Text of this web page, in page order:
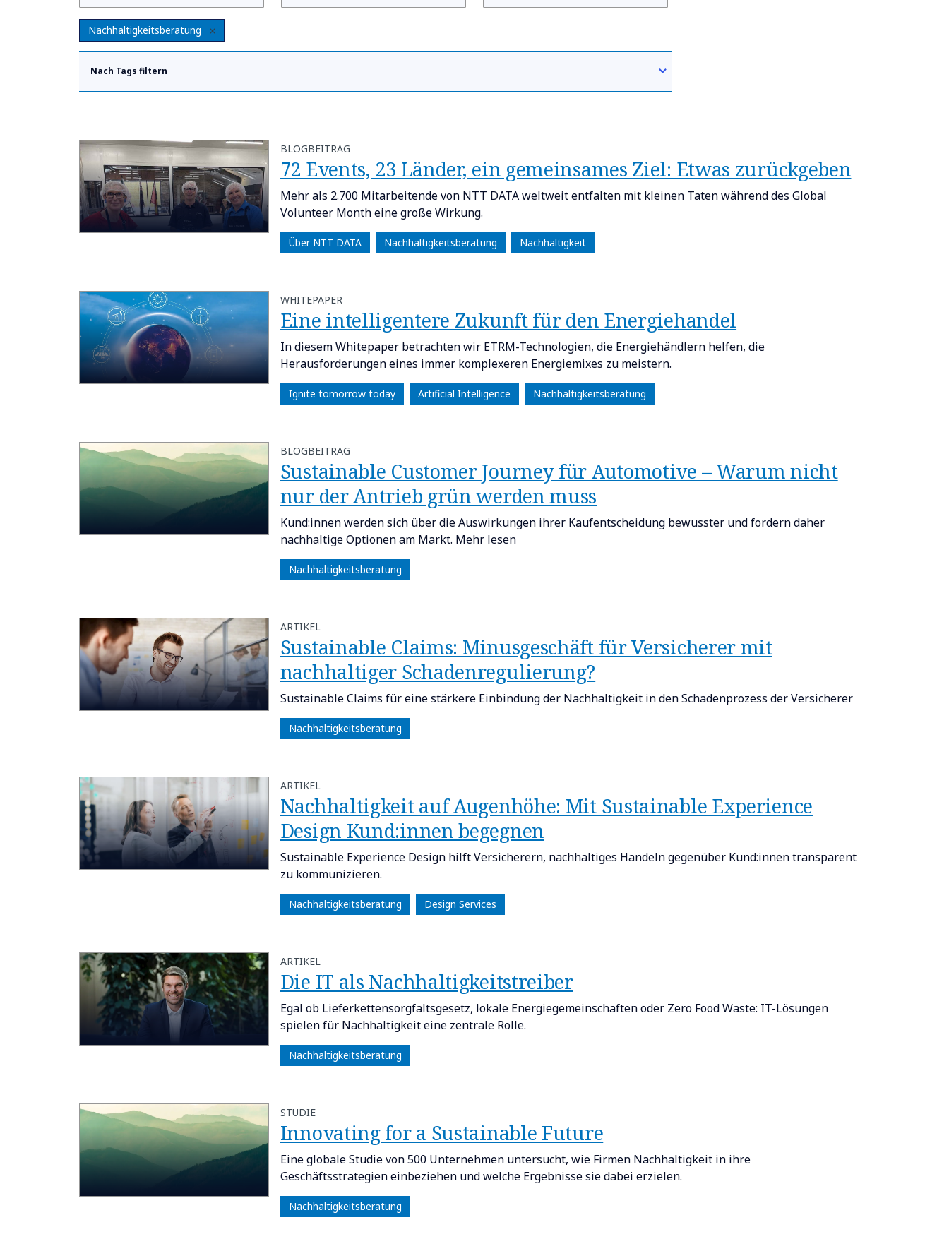
Nachhaltigkeitsberatung
Nach Tags filtern
BLOGBEITRAG
​​72 Events, 23 Länder, ein gemeinsames Ziel: Etwas zurückgeben​
Mehr als 2.700 Mitarbeitende von NTT DATA weltweit entfalten mit kleinen Taten während des Global
Volunteer Month eine große Wirkung.
Über NTT DATA Nachhaltigkeitsberatung Nachhaltigkeit
WHITEPAPER
Eine intelligentere Zukunft für den Energiehandel
In diesem Whitepaper betrachten wir ETRM-Technologien, die Energiehändlern helfen, die
Herausforderungen eines immer komplexeren Energiemixes zu meistern.
Ignite tomorrow today Artificial Intelligence Nachhaltigkeitsberatung
BLOGBEITRAG
Sustainable Customer Journey für Automotive – Warum nicht
nur der Antrieb grün werden muss
Kund:innen werden sich über die Auswirkungen ihrer Kaufentscheidung bewusster und fordern daher
nachhaltige Optionen am Markt. Mehr lesen
Nachhaltigkeitsberatung
ARTIKEL
Sustainable Claims: Minusgeschäft für Versicherer mit
nachhaltiger Schadenregulierung?
Sustainable Claims für eine stärkere Einbindung der Nachhaltigkeit in den Schadenprozess der Versicherer
Nachhaltigkeitsberatung
ARTIKEL
Nachhaltigkeit auf Augenhöhe: Mit Sustainable Experience
Design Kund:innen begegnen
Sustainable Experience Design hilft Versicherern, nachhaltiges Handeln gegenüber Kund:innen transparent
zu kommunizieren.
Nachhaltigkeitsberatung Design Services
ARTIKEL
Die IT als Nachhaltigkeitstreiber
Egal ob Lieferkettensorgfaltsgesetz, lokale Energiegemeinschaften oder Zero Food Waste: IT-Lösungen
spielen für Nachhaltigkeit eine zentrale Rolle.
Nachhaltigkeitsberatung
STUDIE
Innovating for a Sustainable Future
Eine globale Studie von 500 Unternehmen untersucht, wie Firmen Nachhaltigkeit in ihre
Geschäftsstrategien einbeziehen und welche Ergebnisse sie dabei erzielen.
Nachhaltigkeitsberatung